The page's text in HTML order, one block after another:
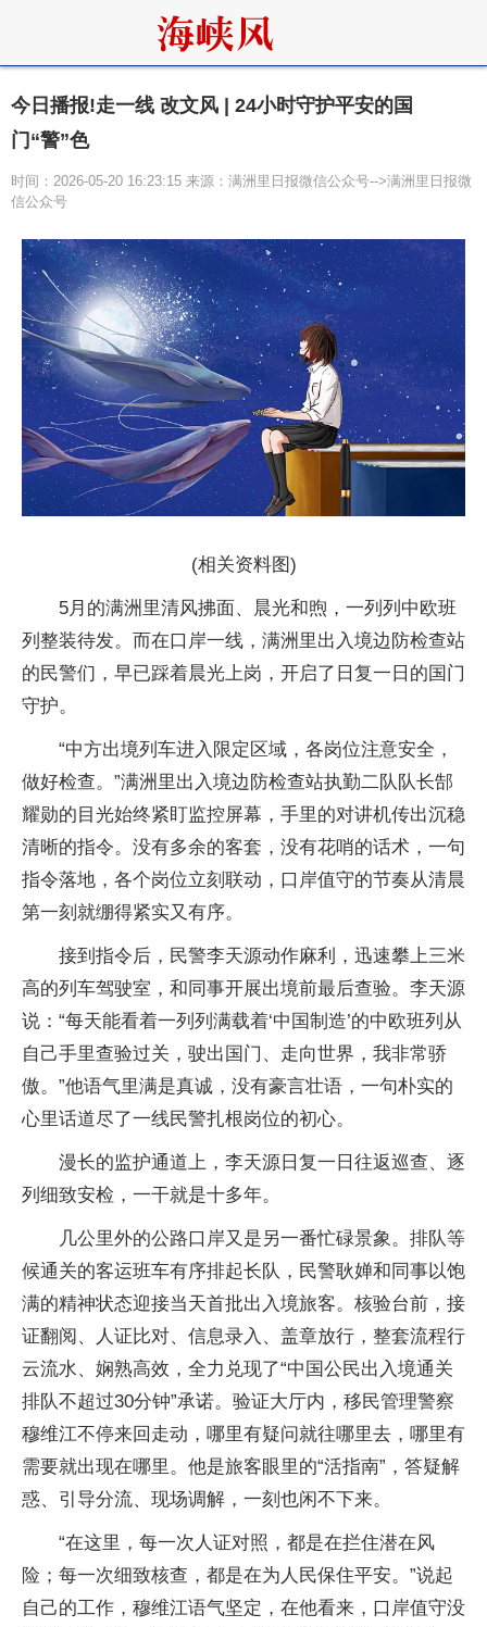
今日播报!走一线 改文风 | 24小时守护平安的国
门“警”色
时间：2026-05-20 16:23:15 来源：满洲里日报微信公众号-->满洲里日报微
信公众号
(相关资料图)
5月的满洲里清风拂面、晨光和煦，一列列中欧班
列整装待发。而在口岸一线，满洲里出入境边防检查站
的民警们，早已踩着晨光上岗，开启了日复一日的国门
守护。
“中方出境列车进入限定区域，各岗位注意安全，
做好检查。”满洲里出入境边防检查站执勤二队队长郜
耀勋的目光始终紧盯监控屏幕，手里的对讲机传出沉稳
清晰的指令。没有多余的客套，没有花哨的话术，一句
指令落地，各个岗位立刻联动，口岸值守的节奏从清晨
第一刻就绷得紧实又有序。
接到指令后，民警李天源动作麻利，迅速攀上三米
高的列车驾驶室，和同事开展出境前最后查验。李天源
说：“每天能看着一列列满载着‘中国制造’的中欧班列从
自己手里查验过关，驶出国门、走向世界，我非常骄
傲。”他语气里满是真诚，没有豪言壮语，一句朴实的
心里话道尽了一线民警扎根岗位的初心。
漫长的监护通道上，李天源日复一日往返巡查、逐
列细致安检，一干就是十多年。
几公里外的公路口岸又是另一番忙碌景象。排队等
候通关的客运班车有序排起长队，民警耿婵和同事以饱
满的精神状态迎接当天首批出入境旅客。核验台前，接
证翻阅、人证比对、信息录入、盖章放行，整套流程行
云流水、娴熟高效，全力兑现了“中国公民出入境通关
排队不超过30分钟”承诺。验证大厅内，移民管理警察
穆维江不停来回走动，哪里有疑问就往哪里去，哪里有
需要就出现在哪里。他是旅客眼里的“活指南”，答疑解
惑、引导分流、现场调解，一刻也闲不下来。
“在这里，每一次人证对照，都是在拦住潜在风
险；每一次细致核查，都是在为人民保住平安。”说起
自己的工作，穆维江语气坚定，在他看来，口岸值守没